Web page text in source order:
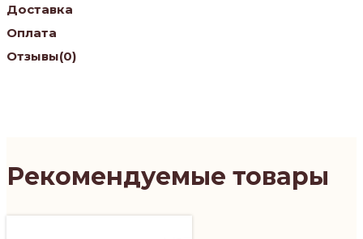
Доставка
Оплата
Отзывы(0)
Рекомендуемые товары